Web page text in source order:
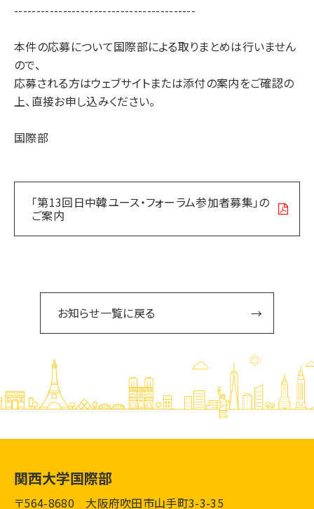
-----------------------------------------
本件の応募について国際部による取りまとめは行いません
ので、
応募される方はウェブサイトまたは添付の案内をご確認の
上、直接お申し込みください。
国際部
「第13回日中韓ユース・フォーラム参加者募集」の
ご案内
お知らせ一覧に戻る
関西大学国際部
〒564-8680 大阪府吹田市山手町3-3-35